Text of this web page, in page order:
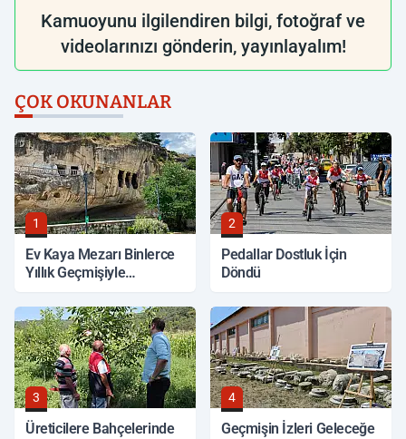
Kamuoyunu ilgilendiren bilgi, fotoğraf ve
videolarınızı gönderin, yayınlayalım!
ÇOK OKUNANLAR
1
Ev Kaya Mezarı Binlerce
Yıllık Geçmişiyle
2
Pedallar Dostluk İçin
Döndü
3
Üreticilere Bahçelerinde
4
Geçmişin İzleri Geleceğe